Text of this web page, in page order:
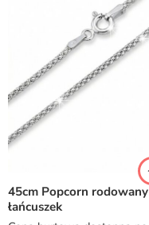
45cm Popcorn rodowany
łańcuszek